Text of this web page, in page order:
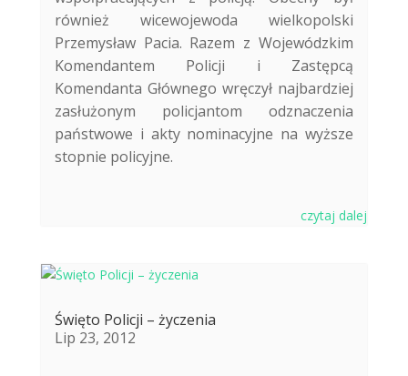
również wicewojewoda wielkopolski
Przemysław Pacia. Razem z Wojewódzkim
Komendantem Policji i Zastępcą
Komendanta Głównego wręczył najbardziej
zasłużonym policjantom odznaczenia
państwowe i akty nominacyjne na wyższe
stopnie policyjne.
czytaj dalej
Święto Policji – życzenia
Lip 23, 2012